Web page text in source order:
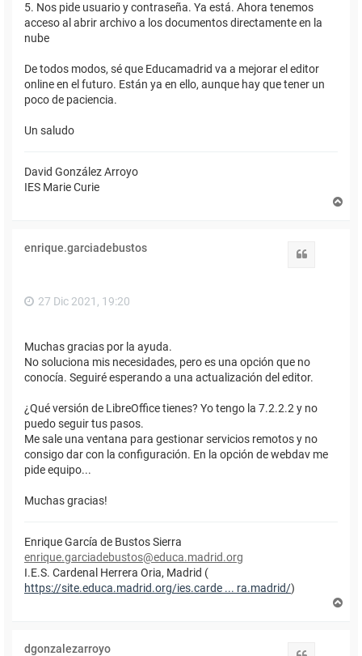
5. Nos pide usuario y contraseña. Ya está. Ahora tenemos
acceso al abrir archivo a los documentos directamente en la
nube
De todos modos, sé que Educamadrid va a mejorar el editor
online en el futuro. Están ya en ello, aunque hay que tener un
poco de paciencia.
Un saludo
David González Arroyo
IES Marie Curie
enrique.garciadebustos
27 Dic 2021, 19:20
Muchas gracias por la ayuda.
No soluciona mis necesidades, pero es una opción que no
conocía. Seguiré esperando a una actualización del editor.
¿Qué versión de LibreOffice tienes? Yo tengo la 7.2.2.2 y no
puedo seguir tus pasos.
Me sale una ventana para gestionar servicios remotos y no
consigo dar con la configuración. En la opción de webdav me
pide equipo...
Muchas gracias!
Enrique García de Bustos Sierra
enrique.garciadebustos@educa.madrid.org
I.E.S. Cardenal Herrera Oria, Madrid (
https://site.educa.madrid.org/ies.carde ... ra.madrid/)
dgonzalezarroyo